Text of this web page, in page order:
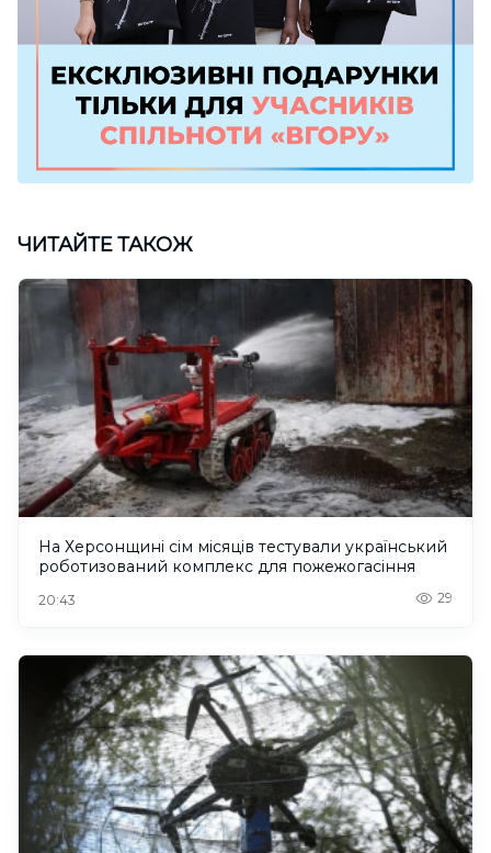
ЧИТАЙТЕ ТАКОЖ
На Херсонщині сім місяців тестували український
роботизований комплекс для пожежогасіння
20:43 29